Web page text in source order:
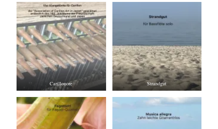
Carillonore Strandgut